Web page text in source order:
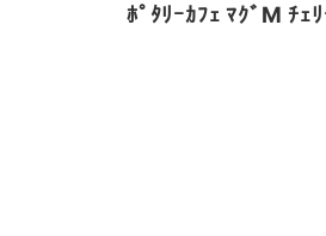
ﾎﾟﾀﾘｰｶﾌｪ ﾏｸﾞM ﾁ